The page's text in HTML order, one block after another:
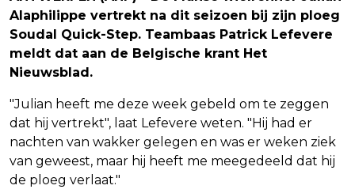
Alaphilippe vertrekt na dit seizoen bij zijn ploeg
Soudal Quick-Step. Teambaas Patrick Lefevere
meldt dat aan de Belgische krant Het
Nieuwsblad.
"Julian heeft me deze week gebeld om te zeggen
dat hij vertrekt", laat Lefevere weten. "Hij had er
nachten van wakker gelegen en was er weken ziek
van geweest, maar hij heeft me meegedeeld dat hij
de ploeg verlaat."